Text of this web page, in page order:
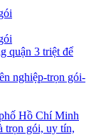
quận 3 triệt để
nghiệp-trọn gói-
Hồ Chí Minh
trọn gói, uy tín,